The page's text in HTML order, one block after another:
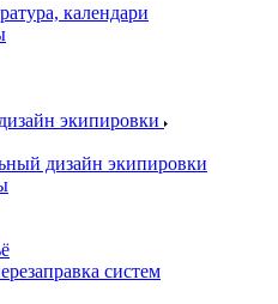
календари
экипировки
дизайн экипировки
систем